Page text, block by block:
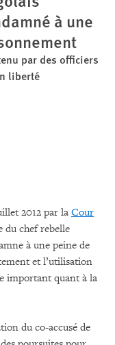
à une
par des officiers
liberté
2012 par la Cour
du chef rebelle
à une peine de
et l’utilisation
important quant à la
du co-accusé de